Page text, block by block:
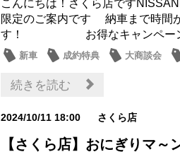
こんにちは！さくら店です
限定のご案内です 納車まで時間
す！ お得なキャンペーン
新車 成約特典 大商談会
続きを読む
2024/10/11 18:00 さくら店
【さくら店】おにぎりマ